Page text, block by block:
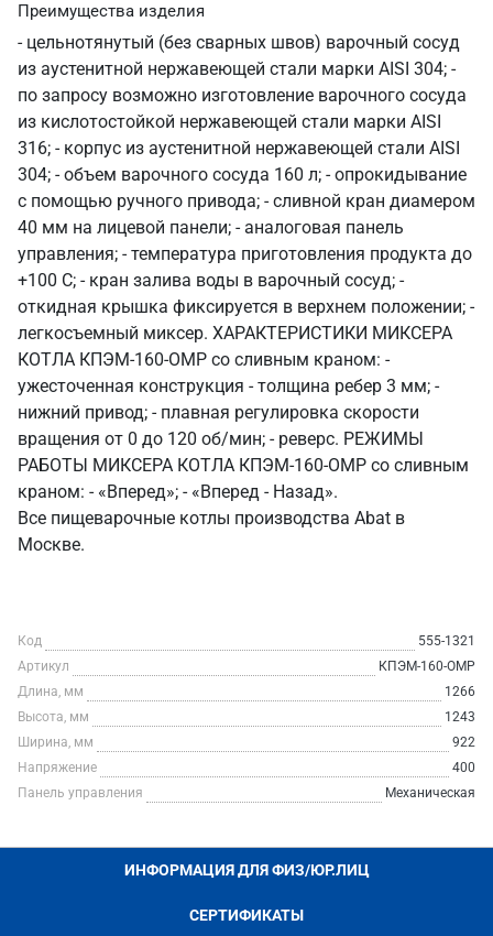
Преимущества изделия
- цельнотянутый (без сварных швов) варочный сосуд
из аустенитной нержавеющей стали марки AISI 304; -
по запросу возможно изготовление варочного сосуда
из кислотостойкой нержавеющей стали марки AISI
316; - корпус из аустенитной нержавеющей стали AISI
304; - объем варочного сосуда 160 л; - опрокидывание
с помощью ручного привода; - сливной кран диамером
40 мм на лицевой панели; - аналоговая панель
управления; - температура приготовления продукта до
+100 С; - кран залива воды в варочный сосуд; -
откидная крышка фиксируется в верхнем положении; -
легкосъемный миксер. ХАРАКТЕРИСТИКИ МИКСЕРА
КОТЛА КПЭМ-160-ОМР со сливным краном: -
ужесточенная конструкция - толщина ребер 3 мм; -
нижний привод; - плавная регулировка скорости
вращения от 0 до 120 об/мин; - реверс. РЕЖИМЫ
РАБОТЫ МИКСЕРА КОТЛА КПЭМ-160-ОМР со сливным
краном: - «Вперед»; - «Вперед - Назад».
Все пищеварочные котлы производства Abat в
Москве.
Код
555-1321
Артикул
КПЭМ-160-ОМР
Длина, мм
1266
Высота, мм
1243
Ширина, мм
922
Напряжение
400
Панель управления
Механическая
ИНФОРМАЦИЯ ДЛЯ ФИЗ/ЮР.ЛИЦ
СЕРТИФИКАТЫ